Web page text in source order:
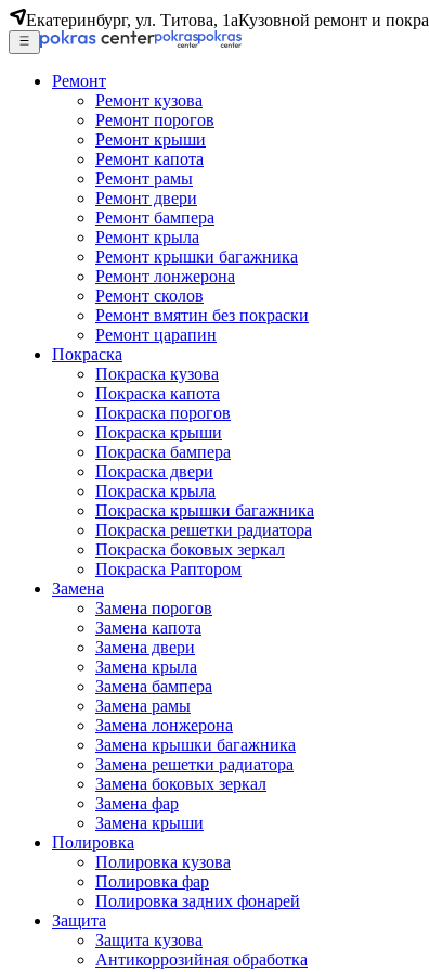
Екатеринбург, ул. Титова, 1аКузовной ремонт и
Ремонт
Ремонт кузова
Ремонт порогов
Ремонт крыши
Ремонт капота
Ремонт рамы
Ремонт двери
Ремонт бампера
Ремонт крыла
Ремонт крышки багажника
Ремонт лонжерона
Ремонт сколов
Ремонт вмятин без покраски
Ремонт царапин
Покраска
Покраска кузова
Покраска капота
Покраска порогов
Покраска крыши
Покраска бампера
Покраска двери
Покраска крыла
Покраска крышки багажника
Покраска решетки радиатора
Покраска боковых зеркал
Покраска Раптором
Замена
Замена порогов
Замена капота
Замена двери
Замена крыла
Замена бампера
Замена рамы
Замена лонжерона
Замена крышки багажника
Замена решетки радиатора
Замена боковых зеркал
Замена фар
Замена крыши
Полировка
Полировка кузова
Полировка фар
Полировка задних фонарей
Защита
Защита кузова
Антикоррозийная обработка